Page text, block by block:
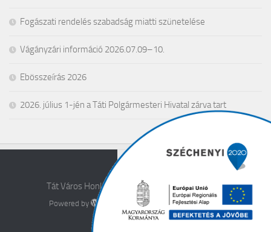
Fogászati rendelés szabadság miatti szünetelése
Vágányzári információ 2026.07.09–10.
Ebösszeírás 2026
2026. július 1-jén a Táti Polgármesteri Hivatal zárva tart
Tát Város Honlapja © 2026. All Rights Reserved.
Powered by - Designed with theHueman theme